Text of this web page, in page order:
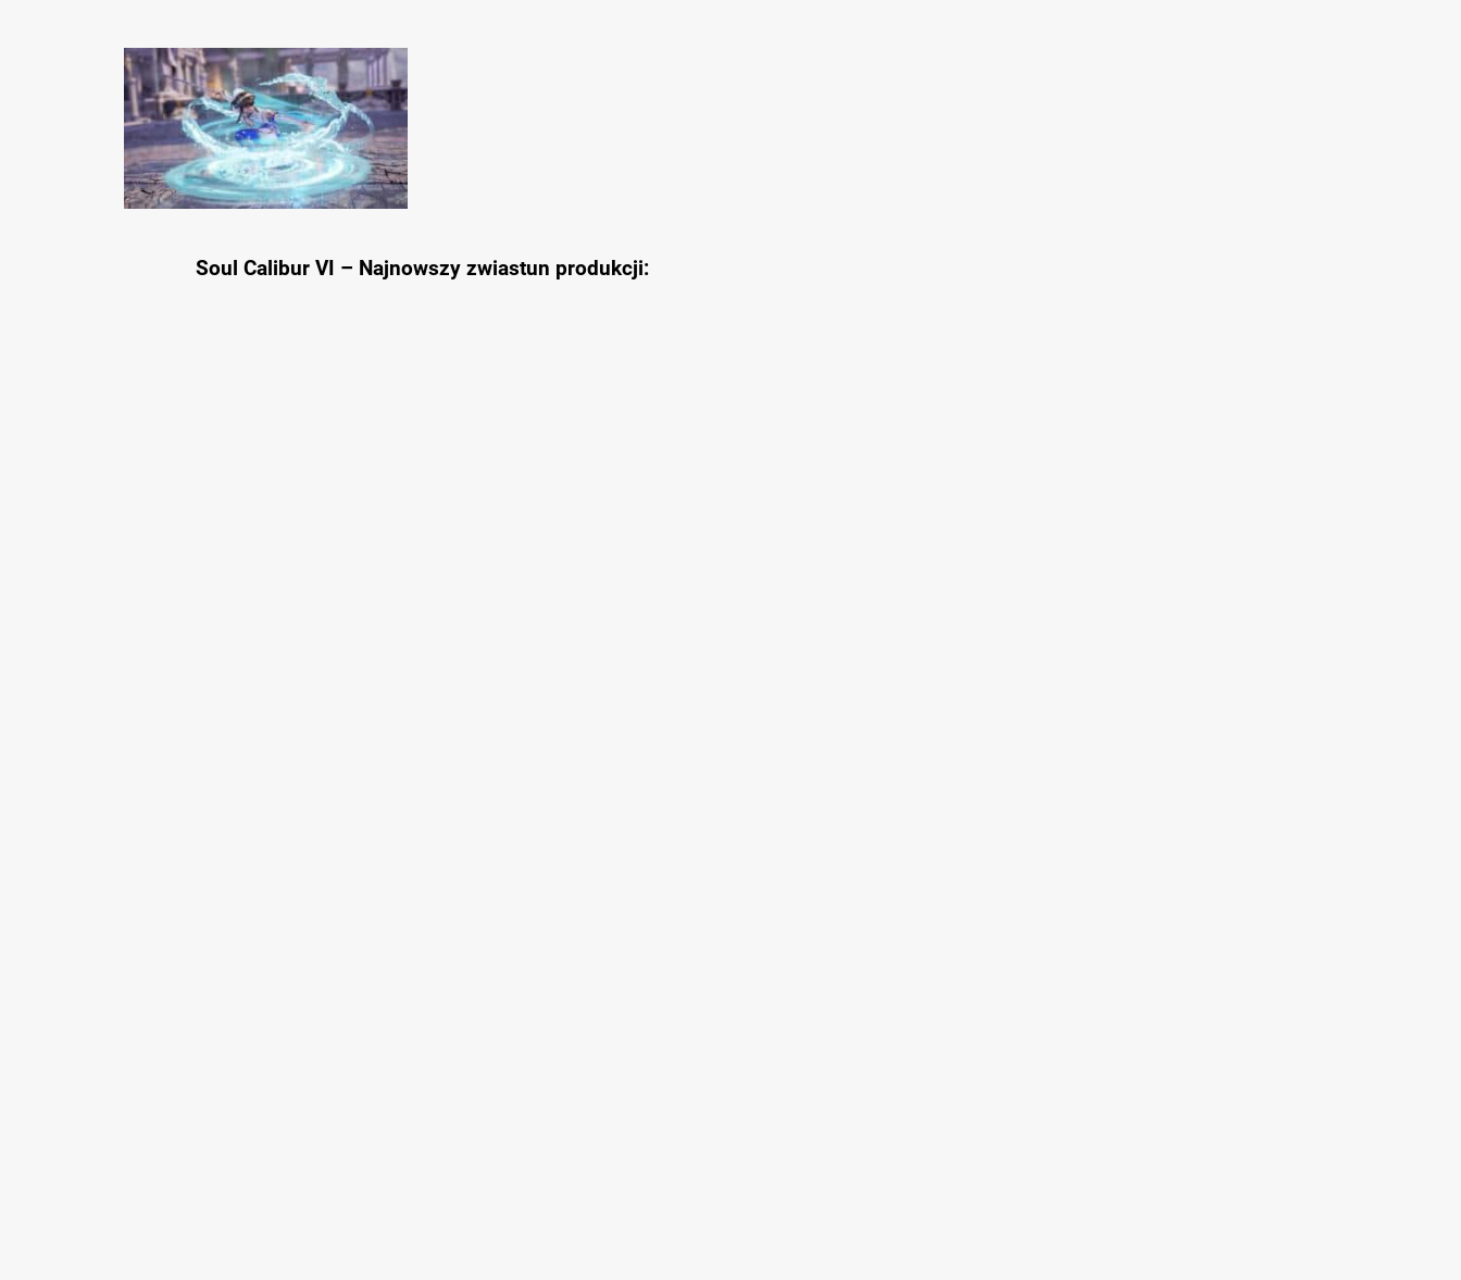
Soul Calibur VI – Najnowszy zwiastun produkcji: